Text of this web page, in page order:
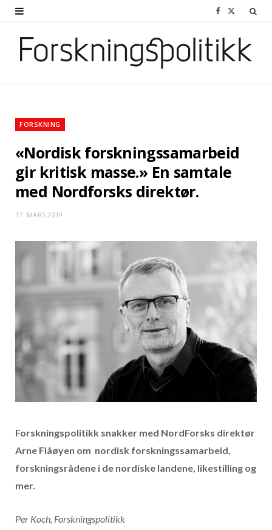
FORSKNING
«Nordisk forskningssamarbeid
gir kritisk masse.» En samtale
med Nordforsks direktør.
17. MARS 2019
Forskningspolitikk snakker med NordForsks direktør
Arne Flåøyen om nordisk forskningssamarbeid,
forskningsrådene i de nordiske landene, likestilling og
mer.
Per Koch, Forskningspolitikk